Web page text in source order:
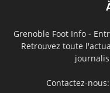
Grenoble Foot Info -
Retrouvez toute
Contactez-nous: